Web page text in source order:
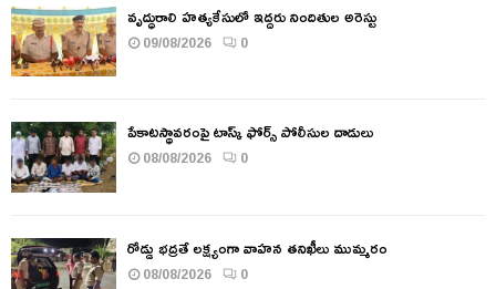
వృద్ధురాలి హత్యకేసులో ఇద్దరు నిందితుల అరెస్టు
09/08/2026 0
పేకాటస్థావరంపై టాస్క్ ఫోర్స్ పోలీసుల దాడులు
08/08/2026 0
రోడ్డు భద్రతే లక్ష్యంగా వాహన తనిఖీలు ముమ్మరం
08/08/2026 0